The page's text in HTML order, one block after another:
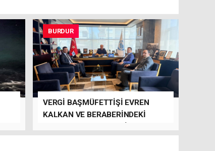
BURDUR
VERGİ BAŞMÜFETTİŞİ EVREN
KALKAN VE BERABERİNDEKİ